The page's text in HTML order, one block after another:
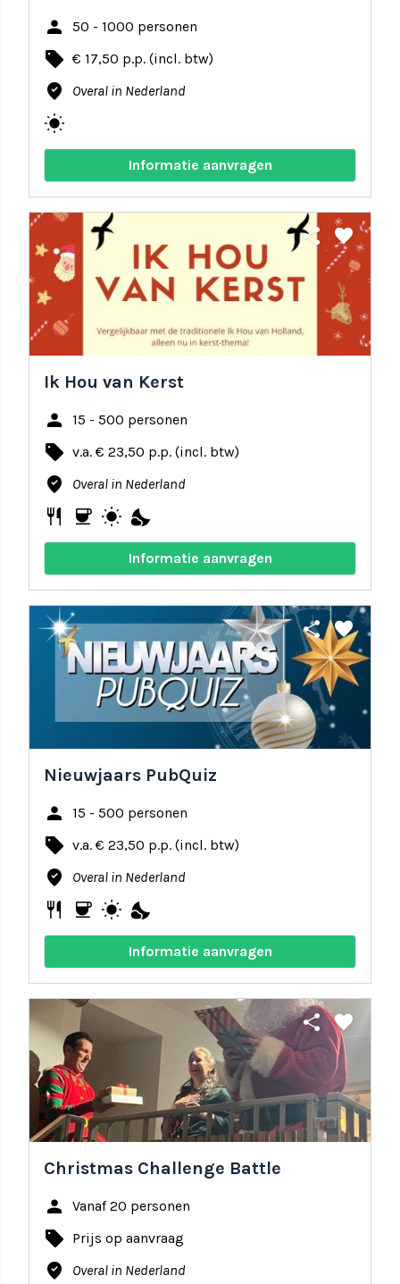
person 50 - 1000 personen
local_offer € 17,50 p.p. (incl. btw)
where_to_vote Overal in Nederland
wb_sunny
Informatie aanvragen
share favorite
Ik Hou van Kerst
person 15 - 500 personen
local_offer v.a. € 23,50 p.p. (incl. btw)
where_to_vote Overal in Nederland
restaurant coffee wb_sunny nights_stay
Informatie aanvragen
share favorite
Nieuwjaars PubQuiz
person 15 - 500 personen
local_offer v.a. € 23,50 p.p. (incl. btw)
where_to_vote Overal in Nederland
restaurant coffee wb_sunny nights_stay
Informatie aanvragen
share favorite
Christmas Challenge Battle
person Vanaf 20 personen
local_offer Prijs op aanvraag
where_to_vote Overal in Nederland